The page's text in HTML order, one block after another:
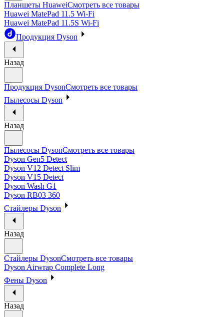
Планшеты HuaweiСмотреть все товары
Huawei MatePad 11.5 Wi-Fi
Huawei MatePad 11.5S Wi-Fi
Продукция Dyson
Назад
Продукция DysonСмотреть все товары
Пылесосы Dyson
Назад
Пылесосы DysonСмотреть все товары
Dyson Gen5 Detect
Dyson V12 Detect Slim
Dyson V15 Detect
Dyson Wash G1
Dyson RB03 360
Стайлеры Dyson
Назад
Стайлеры DysonСмотреть все товары
Dyson Airwrap Complete Long
Фены Dyson
Назад